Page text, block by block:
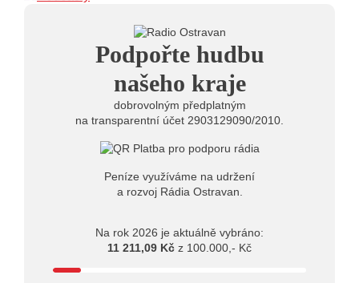
herec Dušan Urban
20.07.2026
Štěrkovna Open Music: Klubová scéna na festivalu
nabídne Krhuta i Beatles
Podpořte hudbu
našeho kraje
dobrovolným předplatným
na transparentní účet 2903129090/2010.
Peníze využíváme na udržení
a rozvoj Rádia Ostravan.
Na rok 2026 je aktuálně vybráno:
11 211,09 Kč z 100.000,- Kč